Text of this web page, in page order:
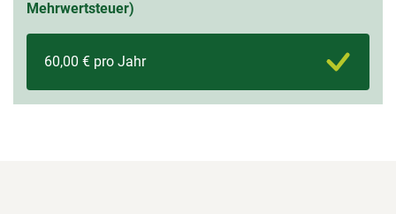
Mehrwertsteuer)
60,00 € pro Jahr